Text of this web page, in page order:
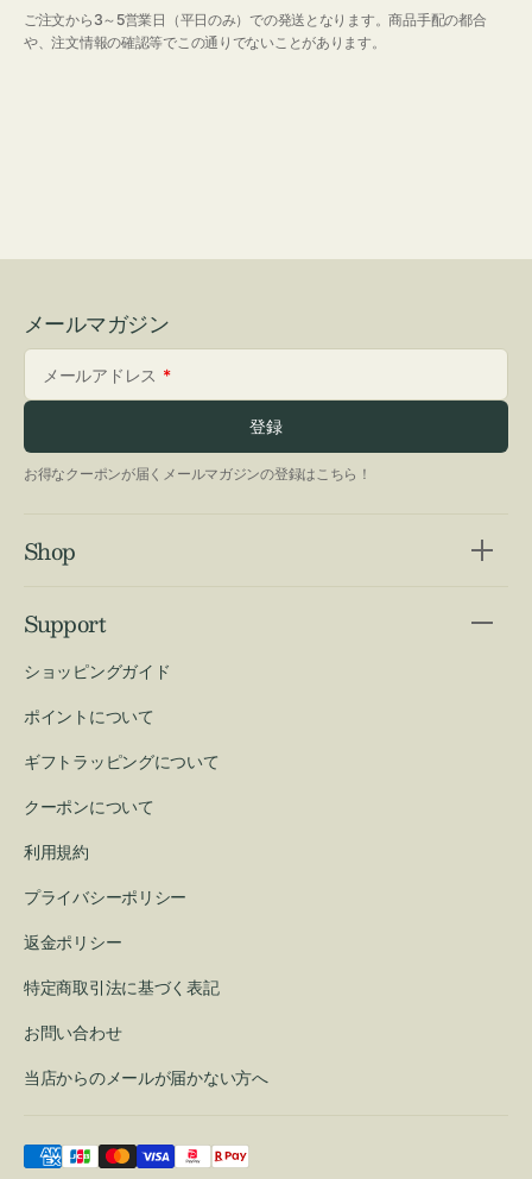
ご注文から3～5営業日（平日のみ）での発送となります。商品手配の都合
や、注文情報の確認等でこの通りでないことがあります。
Shop
Support
ショッピングガイド
ポイントについて
ギフトラッピングについて
クーポンについて
利用規約
プライバシーポリシー
返金ポリシー
特定商取引法に基づく表記
お問い合わせ
当店からのメールが届かない方へ
メールマガジン
メールアドレス
登録
お得なクーポンが届くメールマガジンの登録はこちら！